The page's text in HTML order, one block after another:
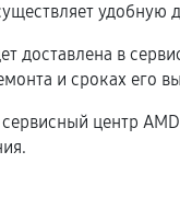
удобную
доставлена в
и сроках его
сервисный центр